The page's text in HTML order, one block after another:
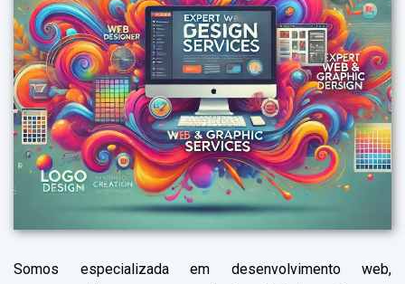
Somos especializada em desenvolvimento web,